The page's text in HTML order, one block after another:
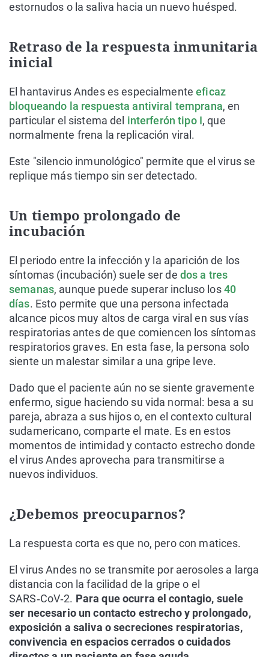
estornudos o la saliva hacia un nuevo huésped.
Retraso de la respuesta inmunitaria
inicial
El hantavirus Andes es especialmenteeficaz
bloqueando la respuesta antiviral temprana, en
particular el sistema del interferón tipo I, que
normalmente frena la replicación viral.
Este "silencio inmunológico" permite que el virus se
replique más tiempo sin ser detectado.
Un tiempo prolongado de
incubación
El periodo entre la infección y la aparición de los
síntomas (incubación) suele ser de dos a tres
semanas, aunque puede superar incluso los40
días. Esto permite que una persona infectada
alcance picos muy altos de carga viral en sus vías
respiratorias antes de que comiencen los síntomas
respiratorios graves. En esta fase, la persona solo
siente un malestar similar a una gripe leve.
Dado que el paciente aún no se siente gravemente
enfermo, sigue haciendo su vida normal: besa a su
pareja, abraza a sus hijos o, en el contexto cultural
sudamericano, comparte el mate. Es en estos
momentos de intimidad y contacto estrecho donde
el virus Andes aprovecha para transmitirse a
nuevos individuos.
¿Debemos preocuparnos?
La respuesta corta es que no, pero con matices.
El virus Andes no se transmite por aerosoles a larga
distancia con la facilidad de la gripe o el
SARS‑CoV‑2. Para que ocurra el contagio, suele
ser necesario un contacto estrecho y prolongado,
exposición a saliva o secreciones respiratorias,
convivencia en espacios cerrados o cuidados